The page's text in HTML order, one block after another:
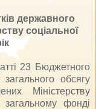
державного
соціальної
23 Бюджетного
обсягу
Міністерству
фонді